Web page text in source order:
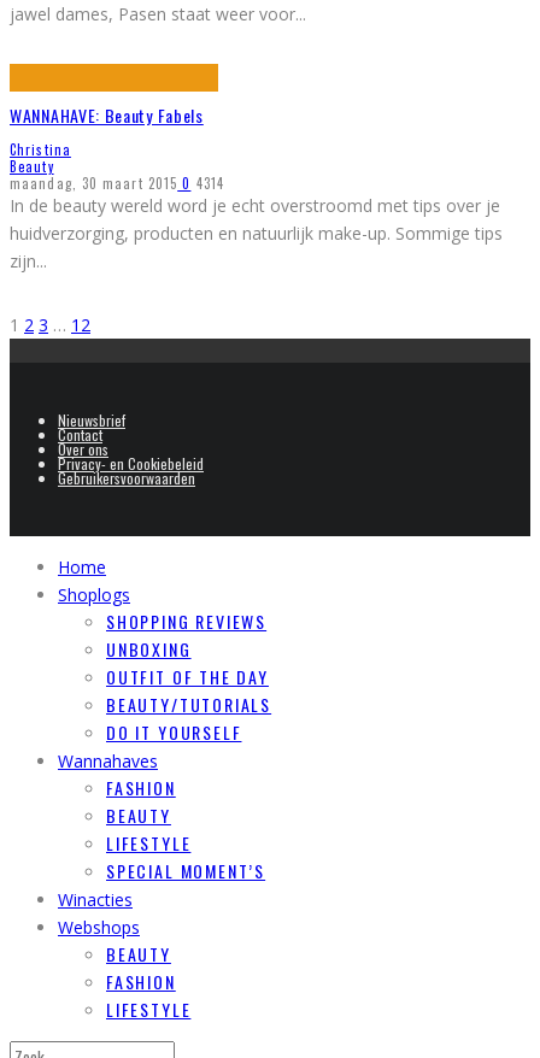
jawel dames, Pasen staat weer voor...
WANNAHAVE: Beauty Fabels
Christina
Beauty
maandag, 30 maart 2015 0 4314
In de beauty wereld word je echt overstroomd met tips over je
huidverzorging, producten en natuurlijk make-up. Sommige tips
zijn...
1 2 3 … 12
Nieuwsbrief
Contact
Over ons
Privacy- en Cookiebeleid
Gebruikersvoorwaarden
Home
Shoplogs
SHOPPING REVIEWS
UNBOXING
OUTFIT OF THE DAY
BEAUTY/TUTORIALS
DO IT YOURSELF
Wannahaves
FASHION
BEAUTY
LIFESTYLE
SPECIAL MOMENT’S
Winacties
Webshops
BEAUTY
FASHION
LIFESTYLE